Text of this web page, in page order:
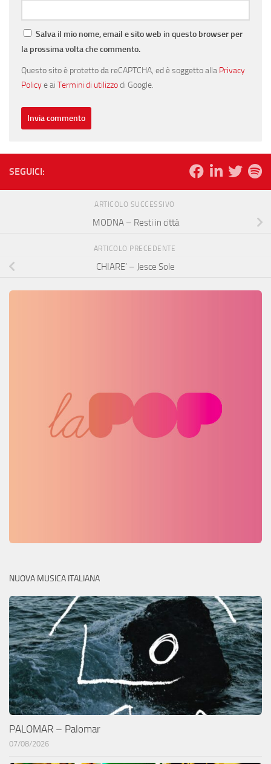
Salva il mio nome, email e sito web in questo browser per
la prossima volta che commento.
Questo sito è protetto da reCAPTCHA, ed è soggetto alla Privacy
Policye ai Termini di utilizzodi Google.
SEGUICI:
ARTICOLO SUCCESSIVO
MODNA – Resti in città
ARTICOLO PRECEDENTE
CHIARE’ – Jesce Sole
NUOVA MUSICA ITALIANA
PALOMAR – Palomar
07/08/2026